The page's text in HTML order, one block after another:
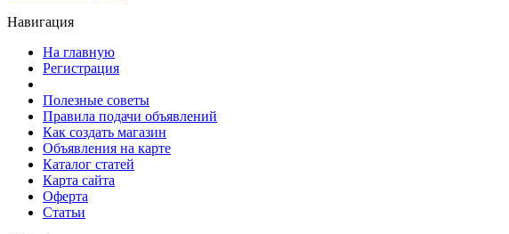
Навигация
На главную
Регистрация
Полезные советы
Правила подачи объявлений
Как создать магазин
Объявления на карте
Каталог статей
Карта сайта
Оферта
Статьи